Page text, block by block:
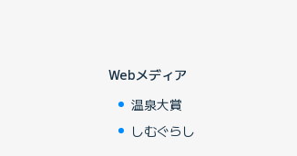
Webメディア
温泉大賞
しむぐらし